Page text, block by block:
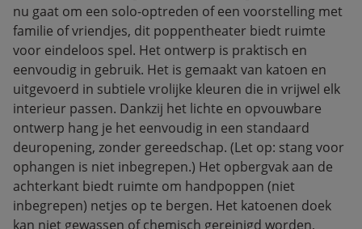
nu gaat om een solo-optreden of een voorstelling met
familie of vriendjes, dit poppentheater biedt ruimte
voor eindeloos spel. Het ontwerp is praktisch en
eenvoudig in gebruik. Het is gemaakt van katoen en
uitgevoerd in subtiele vrolijke kleuren die in vrijwel elk
interieur passen. Dankzij het lichte en opvouwbare
ontwerp hang je het eenvoudig in een standaard
deuropening, zonder gereedschap. (Let op: stang voor
ophangen is niet inbegrepen.) Het opbergvak aan de
achterkant biedt ruimte om handpoppen (niet
inbegrepen) netjes op te bergen. Het katoenen doek
kan niet gewassen of chemisch gereinigd worden,